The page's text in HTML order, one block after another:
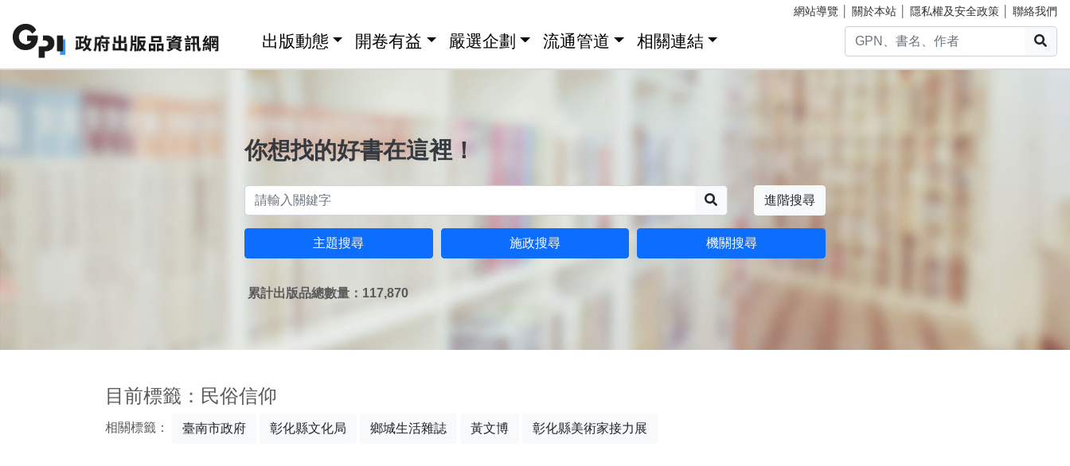
網站導覽 關於本站 隱私權及安全政策 聯絡我們
出版動態 開卷有益 嚴選企劃 流通管道 相關連結
你想找的好書在這裡！
進階搜尋
主題搜尋 施政搜尋 機關搜尋
累計出版品總數量：117,870
目前標籤：民俗信仰
相關標籤： 臺南市政府 彰化縣文化局 鄉城生活雜誌 黃文博 彰化縣美術家接力展